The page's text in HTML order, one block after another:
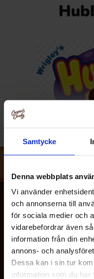
Samtycke
Denna webbplats
Vi använder
och annonserna till
för sociala medier och
vidarebefordrar även
information från din
annons- och
Dessa kan i sin tur
information som du har